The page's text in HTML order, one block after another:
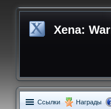
Xena:
Ссылки Награды